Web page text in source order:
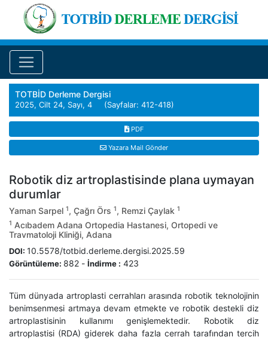
TOTBİD Derleme Dergisi
2025, Cilt 24, Sayı, 4 (Sayfalar: 412-418)
PDF
Yazara Mail Gönder
Robotik diz artroplastisinde plana uymayan
durumlar
Yaman Sarpel 1, Çağrı Örs 1, Remzi Çaylak 1
1 Acıbadem Adana Ortopedia Hastanesi, Ortopedi ve
Travmatoloji Kliniği, Adana
DOI: 10.5578/totbid.derleme.dergisi.2025.59
Görüntüleme: 882 - İndirme : 423
Tüm dünyada artroplasti cerrahları arasında robotik teknolojinin
benimsenmesi artmaya devam etmekte ve robotik destekli diz
artroplastisinin kullanımı genişlemektedir. Robotik diz
artroplastisi (RDA) giderek daha fazla cerrah tarafından tercih